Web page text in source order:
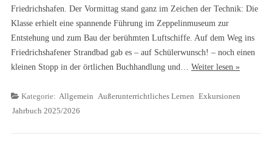
Friedrichshafen. Der Vormittag stand ganz im Zeichen der Technik: Die
Klasse erhielt eine spannende Führung im Zeppelinmuseum zur
Entstehung und zum Bau der berühmten Luftschiffe. Auf dem Weg ins
Friedrichshafener Strandbad gab es – auf Schülerwunsch! – noch einen
kleinen Stopp in der örtlichen Buchhandlung und… Weiter lesen »
Kategorie: Allgemein Außerunterrichtliches Lernen Exkursionen
Jahrbuch 2025/2026